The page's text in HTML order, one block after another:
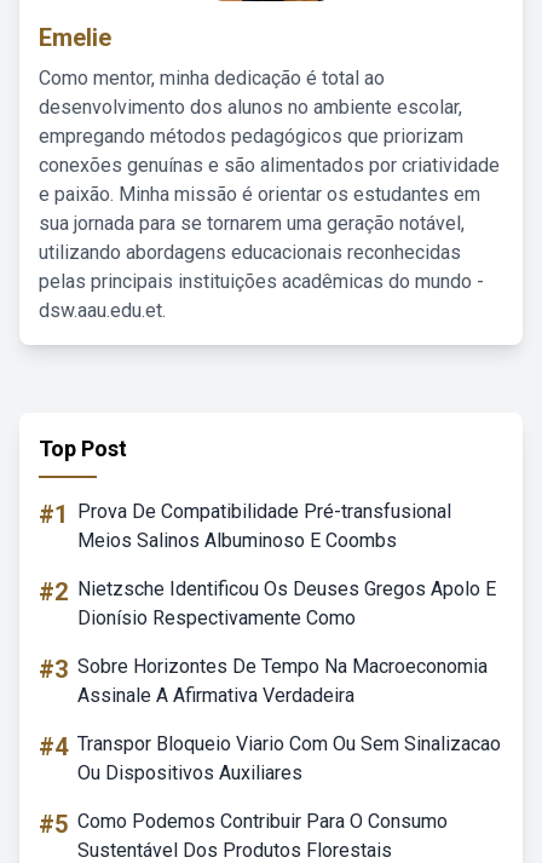
Emelie
Como mentor, minha dedicação é total ao
desenvolvimento dos alunos no ambiente escolar,
empregando métodos pedagógicos que priorizam
conexões genuínas e são alimentados por criatividade
e paixão. Minha missão é orientar os estudantes em
sua jornada para se tornarem uma geração notável,
utilizando abordagens educacionais reconhecidas
pelas principais instituições acadêmicas do mundo -
dsw.aau.edu.et.
Top Post
#1
Prova De Compatibilidade Pré-transfusional
Meios Salinos Albuminoso E Coombs
#2 Nietzsche Identificou Os Deuses Gregos Apolo E
Dionísio Respectivamente Como
#3 Sobre Horizontes De Tempo Na Macroeconomia
Assinale A Afirmativa Verdadeira
#4 Transpor Bloqueio Viario Com Ou Sem Sinalizacao
Ou Dispositivos Auxiliares
#5 Como Podemos Contribuir Para O Consumo
Sustentável Dos Produtos Florestais